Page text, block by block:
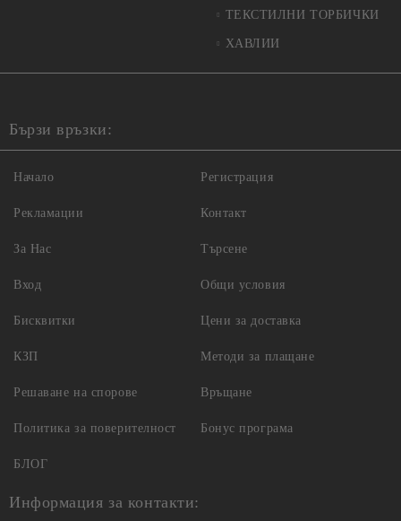
ТЕКСТИЛНИ ТОРБИЧКИ
ХАВЛИИ
Бързи връзки:
Начало
Рекламации
За Нас
Вход
Регистрация
Контакт
Търсене
Общи условия
Бисквитки
КЗП
Решаване на спорове
Политика за поверителност
Цени за доставка
Методи за плащане
Връщане
Бонус програма
БЛОГ
Информация за контакти: